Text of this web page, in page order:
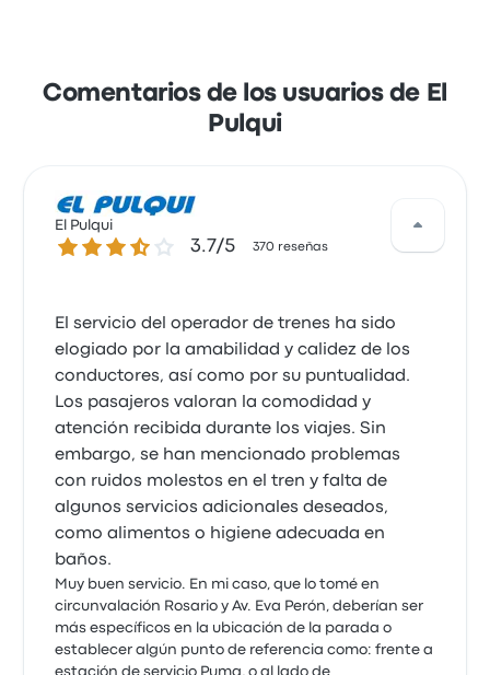
Comentarios de los usuarios de El
Pulqui
El Pulqui
3.7 de 5 estrellas3.7/5 370 reseñas
El servicio del operador de trenes ha sido
elogiado por la amabilidad y calidez de los
conductores, así como por su puntualidad.
Los pasajeros valoran la comodidad y
atención recibida durante los viajes. Sin
embargo, se han mencionado problemas
con ruidos molestos en el tren y falta de
algunos servicios adicionales deseados,
como alimentos o higiene adecuada en
baños.
Muy buen servicio. En mi caso, que lo tomé en
circunvalación Rosario y Av. Eva Perón, deberían ser
más específicos en la ubicación de la parada o
establecer algún punto de referencia como: frente a
estación de servicio Puma, o al lado de